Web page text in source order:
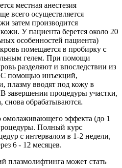
местная анестезия
всего осуществляется
затем производится
У пациента берется около 20
особенностей пациента)
помещается в пробирку с
гелем. При помощи
разделяют и впоследствии из
С помощью инъекций,
плазму вводят под кожу в
завершении процедуры участки,
снова обрабатываются.
омолаживающего эффекта (до 1
Полный курс
с интервалом в 1-2 недели,
6 - 12 месяцев.
плазмолифтинга может стать